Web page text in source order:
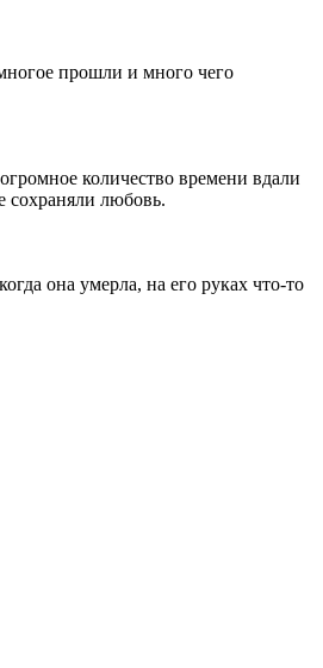
прошли и много чего
количество времени вдали
сохраняли любовь.
она умерла, на его руках что-то